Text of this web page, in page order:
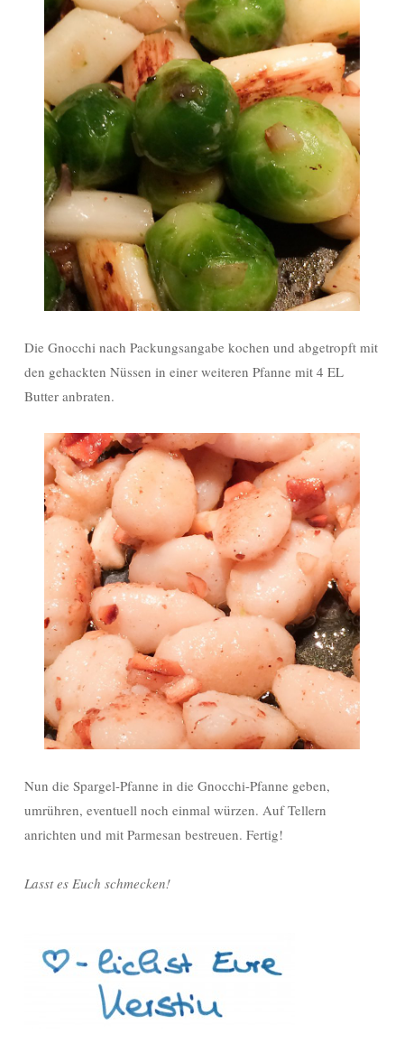
Die Gnocchi nach Packungsangabe kochen und abgetropft mit
den gehackten Nüssen in einer weiteren Pfanne mit 4 EL
Butter anbraten.
Nun die Spargel-Pfanne in die Gnocchi-Pfanne geben,
umrühren, eventuell noch einmal würzen. Auf Tellern
anrichten und mit Parmesan bestreuen. Fertig!
Lasst es Euch schmecken!